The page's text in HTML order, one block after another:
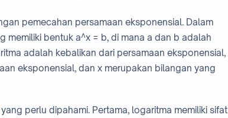
pemecahan persamaan eksponensial. Dalam
memiliki bentuk a^x = b, di mana a dan b adalah
adalah kebalikan dari persamaan eksponensial,
eksponensial, dan x merupakan bilangan yang
perlu dipahami. Pertama, logaritma memiliki sifat